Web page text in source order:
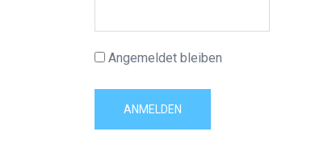
Angemeldet bleiben